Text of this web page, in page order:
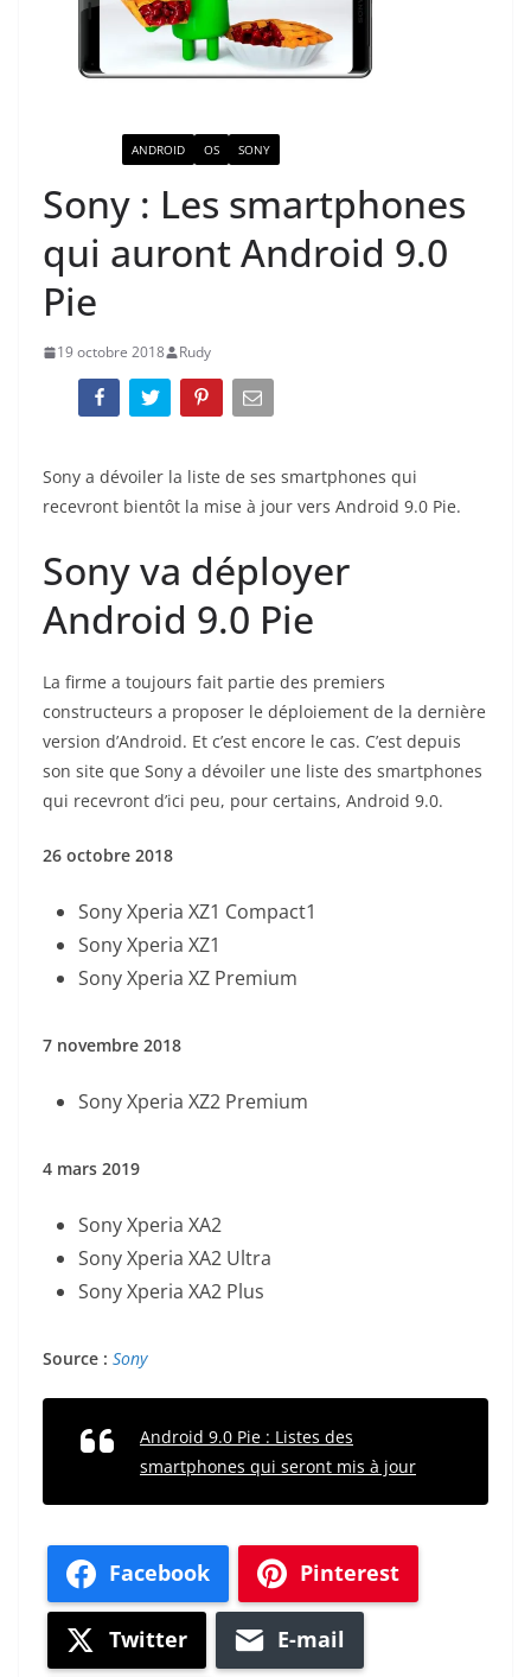
ANDROID OS SONY
Sony : Les smartphones
qui auront Android 9.0
Pie
19 octobre 2018 Rudy
Sony a dévoiler la liste de ses smartphones qui
recevront bientôt la mise à jour vers Android 9.0 Pie.
Sony va déployer
Android 9.0 Pie
La firme a toujours fait partie des premiers
constructeurs a proposer le déploiement de la dernière
version d’Android. Et c’est encore le cas. C’est depuis
son site que Sony a dévoiler une liste des smartphones
qui recevront d’ici peu, pour certains, Android 9.0.
26 octobre 2018
Sony Xperia XZ1 Compact1
Sony Xperia XZ1
Sony Xperia XZ Premium
7 novembre 2018
Sony Xperia XZ2 Premium
4 mars 2019
Sony Xperia XA2
Sony Xperia XA2 Ultra
Sony Xperia XA2 Plus
Source : Sony
Android 9.0 Pie : Listes des
smartphones qui seront mis à jour
Facebook Pinterest
Twitter E-mail